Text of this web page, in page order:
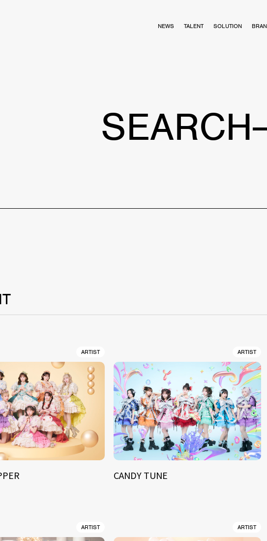
NEWS TALENT SOLUTION
ARTIST ARTIST
CANDY TUNE
ARTIST ARTIST